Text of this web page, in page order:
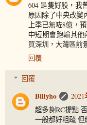
604 是隻好股，我
原因除了中央改變
上季已無咗8億，
中短期會跑輸其他
買深圳，大灣區前
回覆
回覆
Billyho
超多謝RC提點
一般都好粗疏 但